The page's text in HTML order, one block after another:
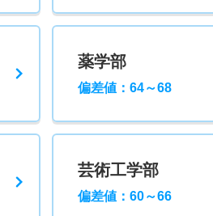
薬学部
偏差値：64～68
芸術工学部
偏差値：60～66